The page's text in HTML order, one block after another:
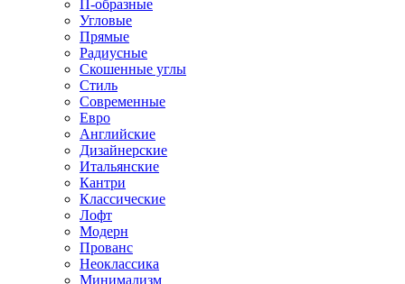
П-образные
Угловые
Прямые
Радиусные
Скошенные углы
Стиль
Современные
Евро
Английские
Дизайнерские
Итальянские
Кантри
Классические
Лофт
Модерн
Прованс
Неоклассика
Минимализм